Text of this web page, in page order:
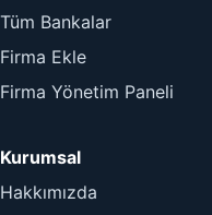
Tüm Bankalar
Firma Ekle
Firma Yönetim Paneli
Kurumsal
Hakkımızda